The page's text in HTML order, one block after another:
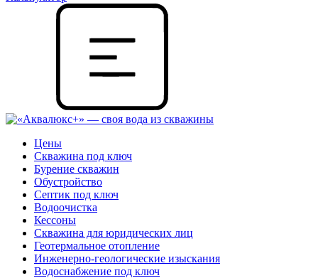
Цены
Скважина под ключ
Бурение скважин
Обустройство
Септик под ключ
Водоочистка
Кессоны
Скважина для юридических лиц
Геотермальное отопление
Инженерно-геологические изыскания
Водоснабжение под ключ